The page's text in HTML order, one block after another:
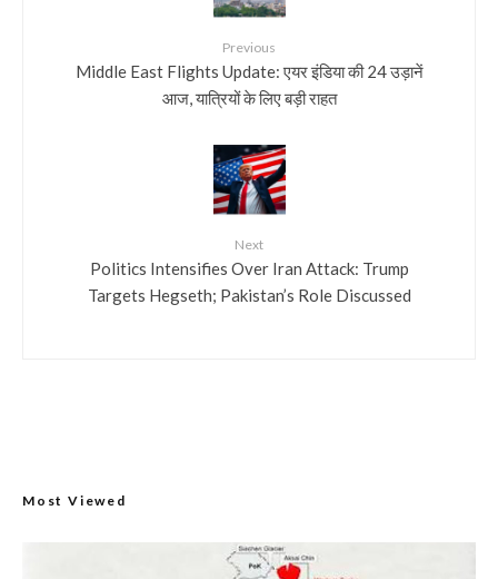
Previous
Middle East Flights Update: एयर इंडिया की 24 उड़ानें
आज, यात्रियों के लिए बड़ी राहत
Next
Politics Intensifies Over Iran Attack: Trump
Targets Hegseth; Pakistan’s Role Discussed
Most Viewed